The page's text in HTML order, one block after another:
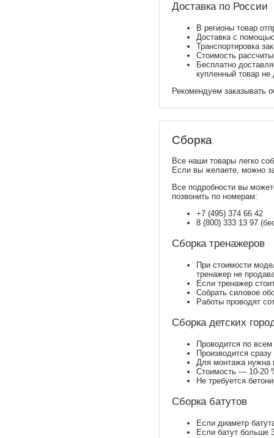
Доставка по России
В регионы товар
Доставка с
Транспортировка
Стоимость
Бесплатно
купленный товар не
Рекомендуем заказывать
Сборка
Все наши товары легко
Если вы желаете, можно
Все подробности вы
позвонить по номерам:
+7 (495) 374 66 42
8 (800) 333 13 97
Сборка тренажеров
При стоимости
тренажер не
Если тренажер
Собрать силовое
Работы проводят
Сборка детских
Проводится по всем
Производится
Для монтажа нужна
Стоимость — 10-20
Не требуется
Сборка батутов
Если диаметр
Если батут больше